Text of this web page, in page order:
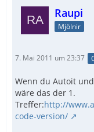
Raupi
Mjölnir
7. Mai 2011 um 23:37
Wenn du Autoit
wäre das der 1.
Treffer:http://
code-version/